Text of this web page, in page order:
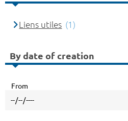
Liens utiles (1)
By date of creation
From